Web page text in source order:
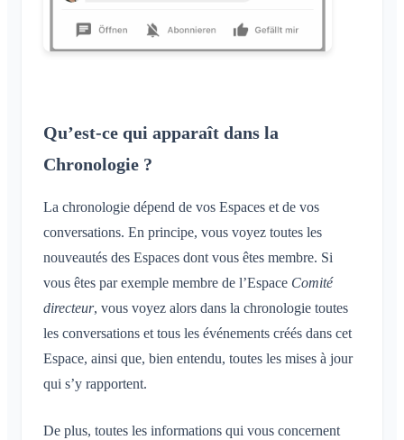
Qu’est-ce qui apparaît dans la
Chronologie ?
La chronologie dépend de vos Espaces et de vos
conversations. En principe, vous voyez toutes les
nouveautés des Espaces dont vous êtes membre. Si
vous êtes par exemple membre de l’Espace Comité
directeur, vous voyez alors dans la chronologie toutes
les conversations et tous les événements créés dans cet
Espace, ainsi que, bien entendu, toutes les mises à jour
qui s’y rapportent.
De plus, toutes les informations qui vous concernent